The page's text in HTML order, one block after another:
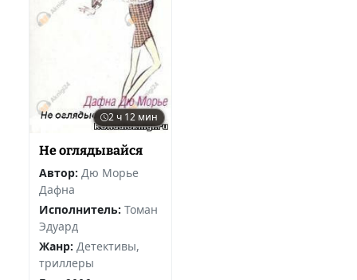
2 ч 12 мин
Не оглядывайся
Автор: Дю Морье
Дафна
Исполнитель: Томан
Эдуард
Жанр: Детективы,
триллеры